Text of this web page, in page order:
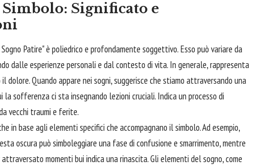
Simbolo: Significato e
Patire" è poliedrico e profondamente soggettivo. Esso può variare da
dalle esperienze personali e dal contesto di vita. In generale, rappresenta
Quando appare nei sogni, suggerisce che stiamo attraversando una
la sofferenza ci sta insegnando lezioni cruciali. Indica un processo di
vecchi traumi e ferite.
in base agli elementi specifici che accompagnano il simbolo. Ad esempio,
oscura può simboleggiare una fase diconfusione e smarrimento, mentre
momenti bui indica una rinascita. Gli elementi del sogno, come